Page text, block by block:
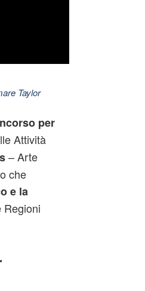
Taylor
per
Attività
– Arte
che
e la
Regioni